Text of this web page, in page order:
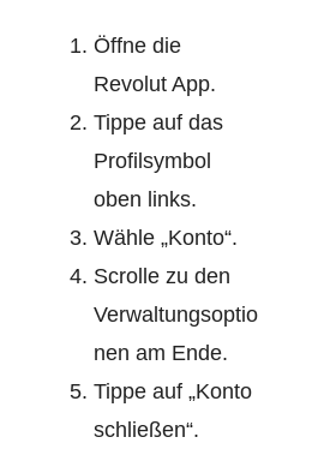
Öffne die
Revolut App.
Tippe auf das
Profilsymbol
oben links.
Wähle „Konto“.
Scrolle zu den
Verwaltungsoptio
nen am Ende.
Tippe auf „Konto
schließen“.